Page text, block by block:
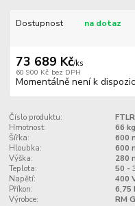
Dostupnost na dotaz
73 689 Kč/ks
60 900 Kč bez DPH
Momentálně není k
Číslo produktu:
Hmotnost:
66 kg
Šířka:
600
Hloubka:
600
Výška:
280
Teplota:
50 -
Napětí:
400
Příkon:
6,75
Výrobce:
RM